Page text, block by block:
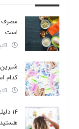
است
اکتبر
کدام
اکتبر
14
هستید